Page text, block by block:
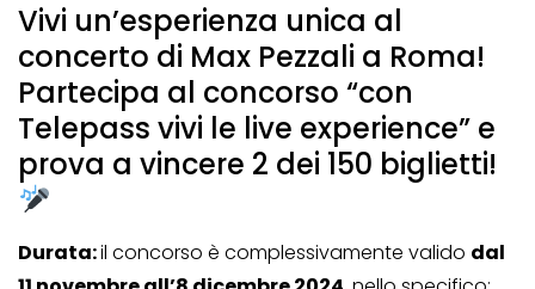
Vivi un’esperienza unica al
concerto di Max Pezzali a Roma!
Partecipa al concorso “con
Telepass vivi le live experience” e
prova a vincere 2 dei 150 biglietti!
Durata:il concorso è complessivamente valido dal